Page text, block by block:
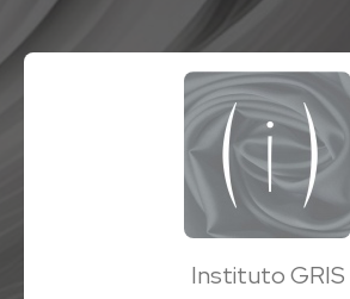
Instituto GRIS